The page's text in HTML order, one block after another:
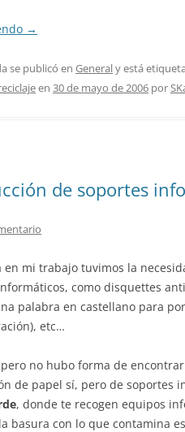
→
se publicó en Generaly está
en 30 de mayo de 2006 por
de soportes
en mi trabajo tuvimos la
como disquettes
palabra en castellano para
etc…
no hubo forma de
de papel sí, pero de soportes
, donde te recogen equipos
basura con lo que contamina